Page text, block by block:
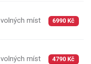
volných míst 6990 Kč
volných míst 4790 Kč